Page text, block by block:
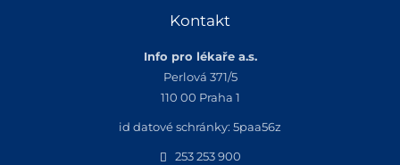
Kontakt
Info pro lékaře a.s.
Perlová 371/5
110 00 Praha 1
id datové schránky: 5paa56z
253 253 900